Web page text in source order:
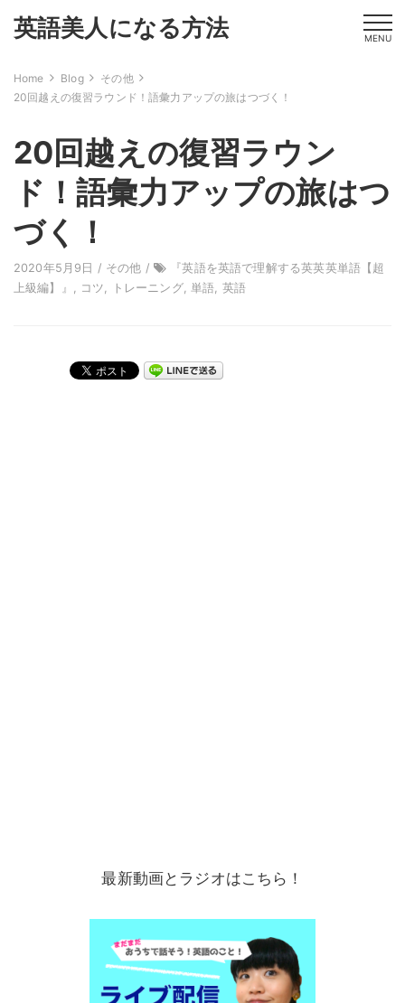
英語美人になる方法 MENU
Home Blog
その他
20回越えの復習ラウンド！語彙力アップの旅はつづく！
20回越えの復習ラウン
ド！語彙力アップの旅はつ
づく！
2020年5月9日 / その他 /
『英語を英語で理解する英英英単語【超
上級編】』
コツ トレーニング, 単語 英語
最新動画とラジオはこちら！